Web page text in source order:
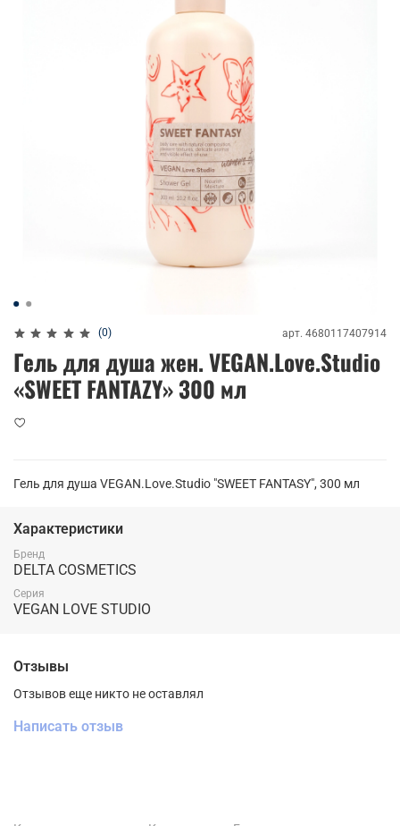
(0) арт. 4680117407914
Гель для душа жен. VEGAN.Love.Studio
«SWEET FANTAZY» 300 мл
Гель для душа VEGAN.Love.Studio "SWEET FANTASY", 300 мл
Характеристики
Бренд
DELTA COSMETICS
Серия
VEGAN LOVE STUDIO
Отзывы
Отзывов еще никто не оставлял
Написать отзыв